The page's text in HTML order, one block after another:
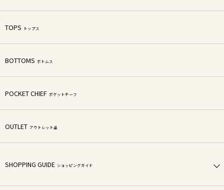
TOPS トップス
BOTTOMS ボトムス
POCKET CHIEF ポケットチーフ
OUTLET アウトレット品
SHOPPING GUIDE ショッピングガイド